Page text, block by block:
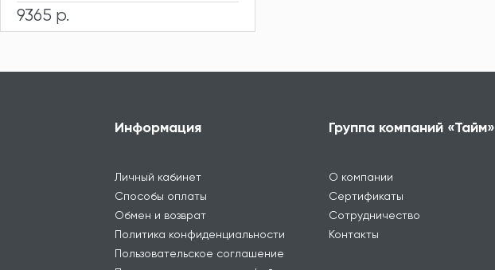
9365 р.
Информация
Личный кабинет
Способы оплаты
Обмен и возврат
Политика конфиденциальности
Пользовательское соглашение
Группа компаний «Тайм»
О компании
Сертификаты
Сотрудничество
Контакты